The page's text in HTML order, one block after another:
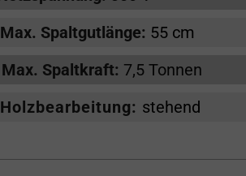
Max. Spaltgutlänge: 55 cm
Max. Spaltkraft: 7,5 Tonnen
Holzbearbeitung: stehend